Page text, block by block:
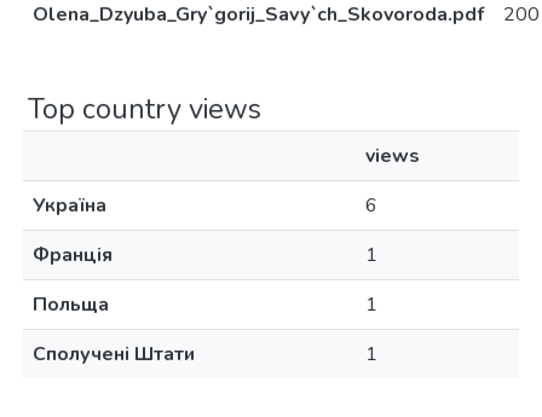
Olena_Dzyuba_Gry`gorij_Savy`ch_Skovoroda.pdf
200
Top country views
views
Україна
6
Франція
1
Польща
1
Сполучені Штати
1